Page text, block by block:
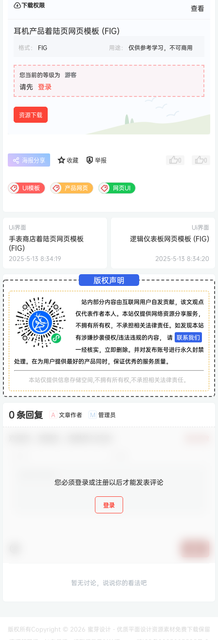
下载权限 查看
耳机产品着陆页网页模板 (FIG)
格式： FIG 用途： 仅供参考学习，不可商用
您当前的等级为 游客
请先 登录
资源下载
海报分享 收藏 举报 0 0
UI模板 产品网页 网页UI
Ui界面
手表商店着陆页网页模板
(FIG)
2025-5-13 8:34:19
Ui界面
逻辑仪表板网页模板 (FIG)
2025-5-13 8:34:20
版权声明
站内部分内容由互联网用户自发贡献，该文观点
仅代表作者本人。本站仅提供网络资源分享服务，
不拥有所有权，不承担相关法律责任。如发现本站
有涉嫌抄袭侵权/违法违规的内容， 请 联系我们
一经核实，立即删除。并对发布账号进行永久封禁
处理。在为用户提供最好的产品同时，保证优秀的服务质量。
本站仅提供信息存储空间,不拥有所有权,不承担相关法律责任。
0 条回复 A 文章作者 M 管理员
您必须登录或注册以后才能发表评论
登录
暂无讨论，说说你的看法吧
版权所有Copyright © 2026 蜜芽设计 - 优质平面设计资源素材免费下载保留